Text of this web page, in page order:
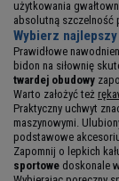
użytkowania
absolutną szczelność
Wybierz najlepszy
Prawidłowe
bidon na siłownię
twardej obudowy
Warto założyć też
Praktyczny uchwyt
maszynowymi.
podstawowe
Zapomnij o lepkich
sportowe doskonale